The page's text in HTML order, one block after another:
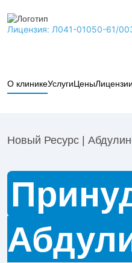
Лицензия: Л041-01050-61/
О клинике
Коды МКБ-10 в наркологии
Услуги
Кодирование от
Психиатрия
Наркологическая
Реабилитация
Капельницы
ЦеныЛицензии
Новый Ресурс |